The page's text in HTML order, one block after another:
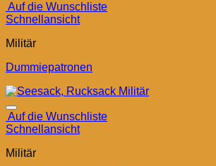
Auf die Wunschliste
Schnellansicht
Militär
Dummiepatronen
Auf die Wunschliste
Schnellansicht
Militär